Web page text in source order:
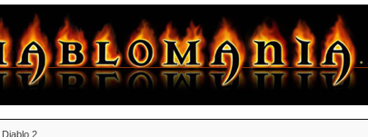
2